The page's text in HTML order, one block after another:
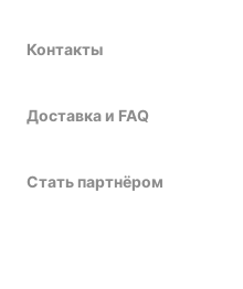
Контакты
Доставка и FAQ
Стать партнёром